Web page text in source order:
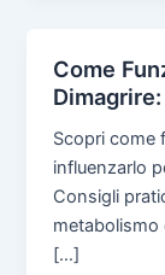
Come
Scopri come
influenzarlo
Consigli
metabolismo
[…]